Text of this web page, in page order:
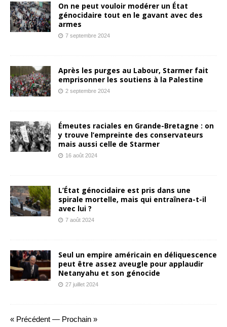
On ne peut vouloir modérer un État
génocidaire tout en le gavant avec des
armes
7 septembre 2024
Après les purges au Labour, Starmer fait
emprisonner les soutiens à la Palestine
2 septembre 2024
Émeutes raciales en Grande-Bretagne : on
y trouve l’empreinte des conservateurs
mais aussi celle de Starmer
16 août 2024
L’État génocidaire est pris dans une
spirale mortelle, mais qui entraînera-t-il
avec lui ?
7 août 2024
Seul un empire américain en déliquescence
peut être assez aveugle pour applaudir
Netanyahu et son génocide
27 juillet 2024
« Précédent — Prochain »